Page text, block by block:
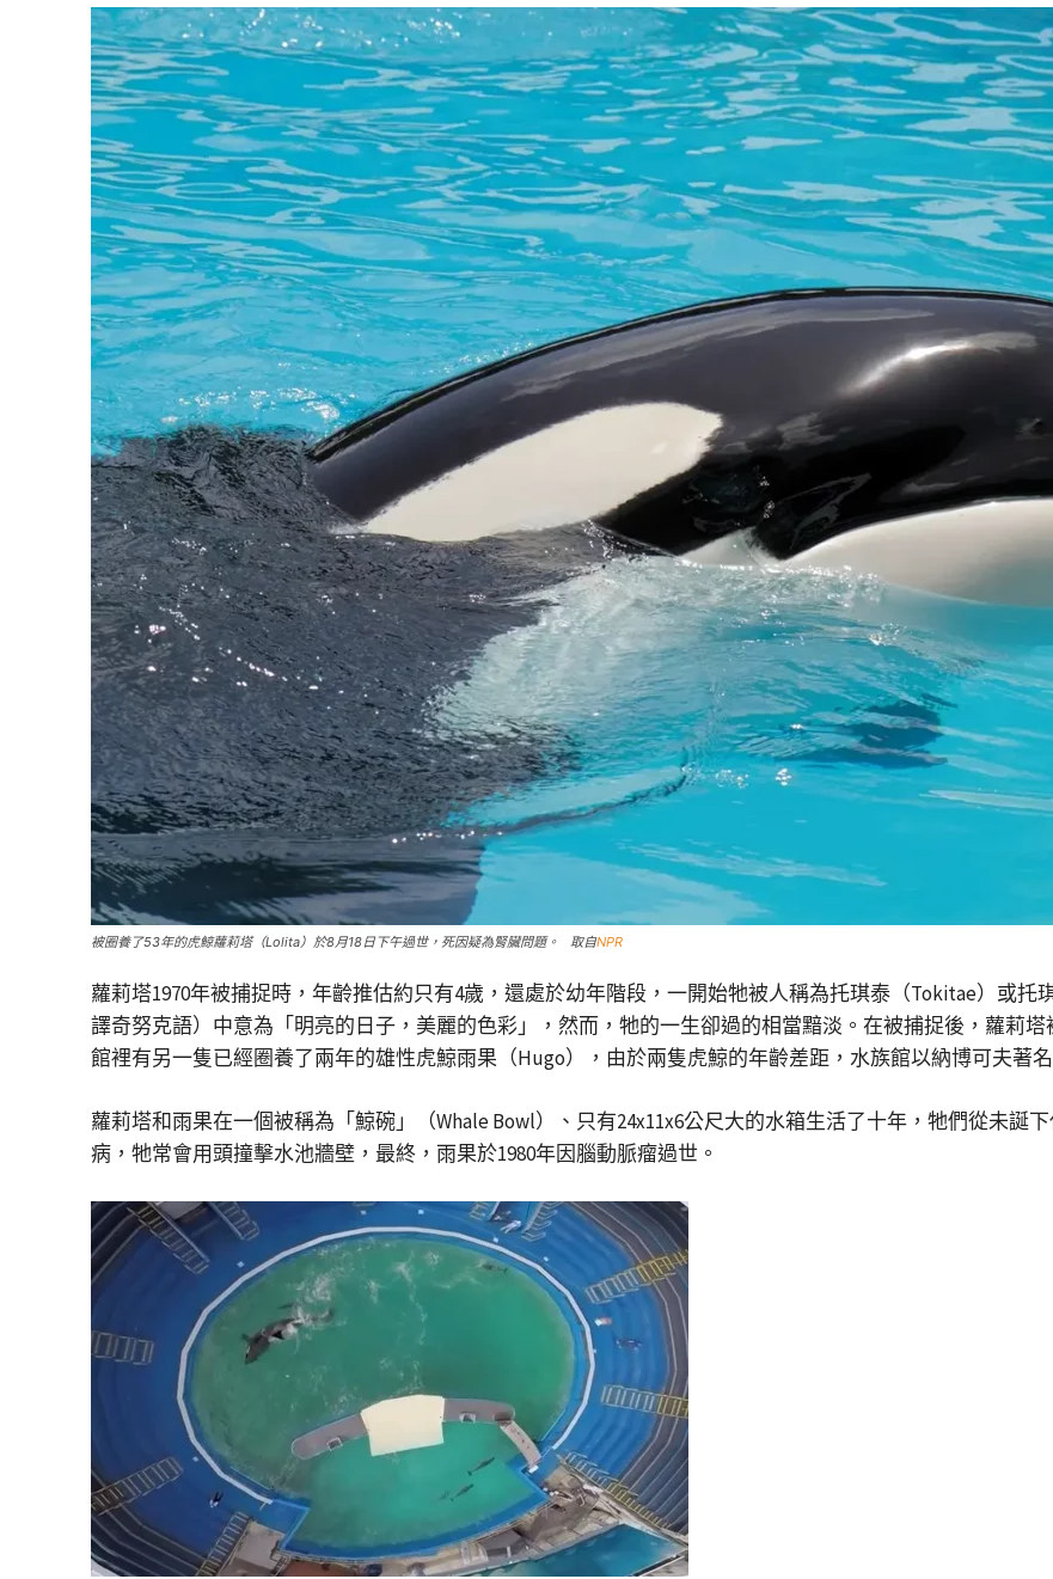
被圈養了53年的虎鯨蘿莉塔（Lolita）於8月18日下午過世，死因疑為腎臟問題。 取自NPR
蘿莉塔1970年被捕捉時，年齡推估約只有4歲，還處於幼年階段，一開始牠被人稱為托琪泰（Tokitae）或托
譯奇努克語）中意為「明亮的日子，美麗的色彩」，然而，牠的一生卻過的相當黯淡。在被捕捉後，蘿莉
館裡有另一隻已經圈養了兩年的雄性虎鯨雨果（Hugo），由於兩隻虎鯨的年齡差距，水族館以納博可夫著
蘿莉塔和雨果在一個被稱為「鯨碗」（Whale Bowl）、只有24x11x6公尺大的水箱生活了十年，牠們從未誕
病，牠常會用頭撞擊水池牆壁，最終，雨果於1980年因腦動脈瘤過世。